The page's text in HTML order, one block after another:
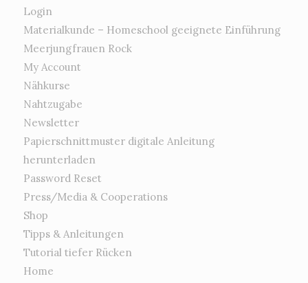
Login
Materialkunde – Homeschool geeignete Einführung
Meerjungfrauen Rock
My Account
Nähkurse
Nahtzugabe
Newsletter
Papierschnittmuster digitale Anleitung
herunterladen
Password Reset
Press/Media & Cooperations
Shop
Tipps & Anleitungen
Tutorial tiefer Rücken
Home